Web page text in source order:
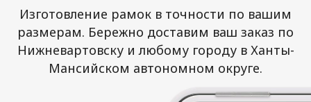
Изготовление рамок в точности по вашим
размерам. Бережно доставим ваш заказ по
Нижневартовску и любому городу в Ханты-
Мансийском автономном округе.